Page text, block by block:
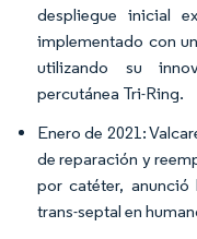
despliegue inicial
implementado con
utilizando su
percutánea Tri-Ring.
Enero de 2021:
de reparación y
por catéter, anunció
trans-septal en